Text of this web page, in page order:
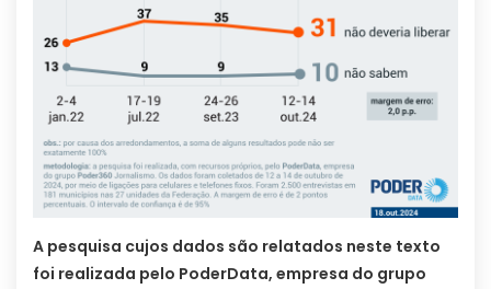
A pesquisa cujos dados são relatados neste texto
foi realizada pelo PoderData, empresa do grupo